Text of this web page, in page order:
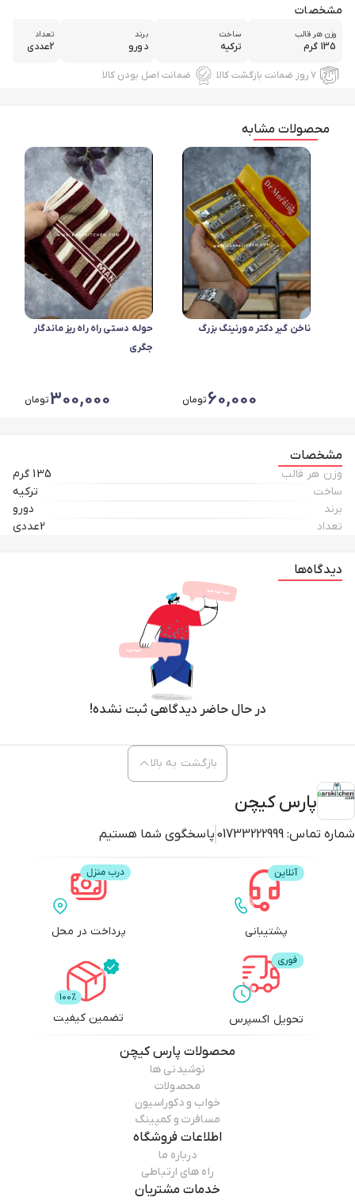
مشخصات
وزن هر قالب
135 گرم
ساخت
ترکیه
برند
دورو
تعداد
2عددی
۷ روز ضمانت بازگشت کالا ضمانت اصل بودن کالا
محصولات مشابه
ناخن گیر دکتر مورنینگ بزرگ
60,000تومان
حوله دستی راه راه ریز ماندگار
جگری
300,000تومان
مشخصات
وزن هر قالب
135 گرم
ساخت
ترکیه
برند
دورو
تعداد
2عددی
دیدگاه‌ها
در حال حاضر دیدگاهی ثبت نشده!
پارس کیچن
شماره تماس: 01733222999 پاسخگوی شما هستیم
بازگشت به بالا
پشتیبانی پرداخت در محل
تحویل اکسپرس تضمین کیفیت
محصولات پارس کیچن
نوشیدنی ها
محصولات
خواب و دکوراسیون
مسافرت و کمپینگ
اطلاعات فروشگاه
درباره ما
راه های ارتباطی
خدمات مشتریان